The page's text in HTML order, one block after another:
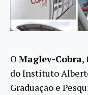
O Maglev-Cobra,
do Instituto
Graduação e